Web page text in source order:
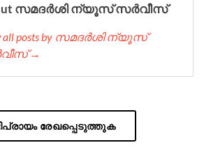
സമദർശി ന്യൂസ് സർവീസ്
all posts by സമദർശി ന്യൂസ്
→
രേഖപ്പെടുത്തുക